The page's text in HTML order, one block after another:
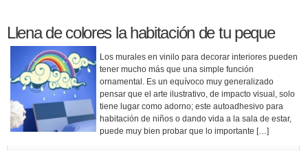
Llena de colores la habitación de tu peque
Los murales en vinilo para decorar interiores pueden
tener mucho más que una simple función
ornamental. Es un equívoco muy generalizado
pensar que el arte ilustrativo, de impacto visual, solo
tiene lugar como adorno; este autoadhesivo para
habitación de niños o dando vida a la sala de estar,
puede muy bien probar que lo importante […]